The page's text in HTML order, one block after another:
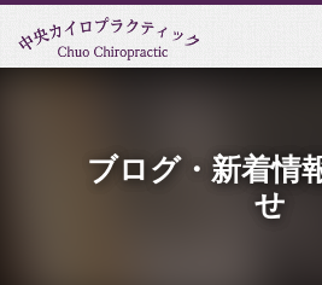
ブログ・新着情
せ